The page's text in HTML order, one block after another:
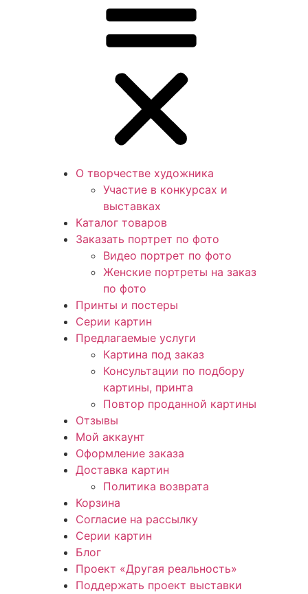
О творчестве художника
Участие в конкурсах и
выставках
Каталог товаров
Заказать портрет по фото
Видео портрет по фото
Женские портреты на заказ
по фото
Принты и постеры
Серии картин
Предлагаемые услуги
Картина под заказ
Консультации по подбору
картины, принта
Повтор проданной картины
Отзывы
Мой аккаунт
Оформление заказа
Доставка картин
Политика возврата
Корзина
Согласие на рассылку
Серии картин
Блог
Проект «Другая реальность»
Поддержать проект выставки